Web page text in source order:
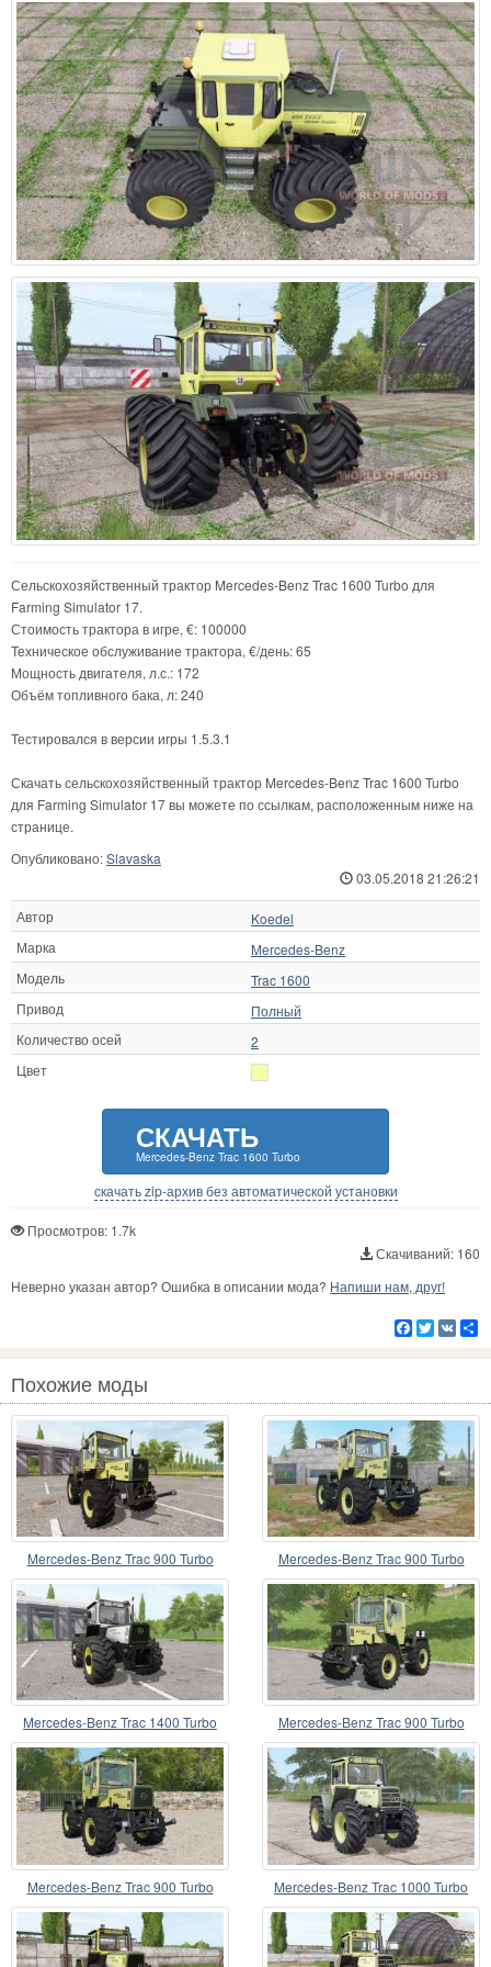
Сельскохозяйственный трактор Mercedes-Benz Trac 1600 Turbo для
Farming Simulator 17.
Стоимость трактора в игре, €: 100000
Техническое обслуживание трактора, €/день: 65
Мощность двигателя, л.с.: 172
Объём топливного бака, л: 240
Тестировался в версии игры 1.5.3.1
Скачать сельскохозяйственный трактор Mercedes-Benz Trac 1600 Turbo
для Farming Simulator 17 вы можете по ссылкам, расположенным ниже на
странице.
Опубликовано:Slavaska
03.05.2018 21:26:21
Автор
Koedel
Марка
Mercedes-Benz
Модель
Trac 1600
Привод
Полный
Количество осей
2
Цвет
СКАЧАТЬ
Mercedes-Benz Trac 1600 Turbo
скачать zip-архив без автоматической установки
Просмотров: 1.7k
Скачиваний: 160
Неверно указан автор? Ошибка в описании мода? Напиши нам, друг!
Facebook
Twitter
VK
Похожие моды
Mercedes-Benz Trac 900 Turbo Mercedes-Benz Trac 900 Turbo
Mercedes-Benz Trac 1400 Turbo
silver
Mercedes-Benz Trac 900 Turbo
Mercedes-Benz Trac 900 Turbo Mercedes-Benz Trac 1000 Turbo